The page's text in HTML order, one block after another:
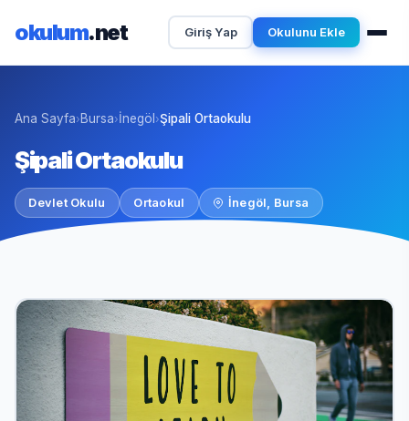
okulum.net Giriş Yap Okulunu Ekle
Ana Sayfa› Bursa›İnegöl ›Şipali Ortaokulu
Şipali Ortaokulu
Devlet Okulu Ortaokul İnegöl, Bursa